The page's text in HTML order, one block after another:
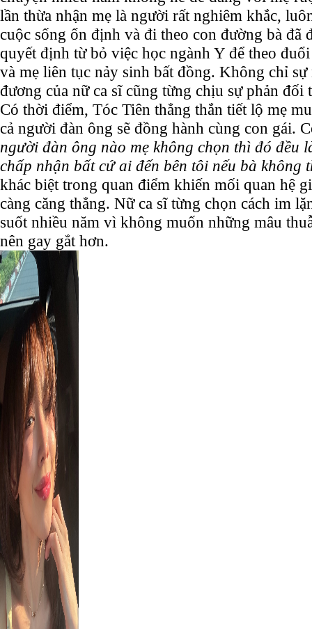
lần thừa nhận mẹ là người rất nghiêm khắc,
cuộc sống ổn định và đi theo con đường bà đã
quyết định từ bỏ việc học ngành Y để theo
và mẹ liên tục nảy sinh bất đồng. Không chỉ
đương của nữ ca sĩ cũng từng chịu sự phản đối
Có thời điểm, Tóc Tiên thẳng thắn tiết lộ mẹ
cả người đàn ông sẽ đồng hành cùng con gái.
người đàn ông nào mẹ không chọn thì đó đều
chấp nhận bất cứ ai đến bên tôi nếu bà không
khác biệt trong quan điểm khiến mối quan hệ
càng căng thẳng. Nữ ca sĩ từng chọn cách im
suốt nhiều năm vì không muốn những mâu
nên gay gắt hơn.